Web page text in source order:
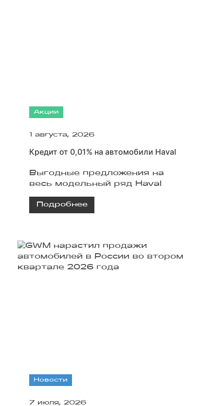
Акции
1 августа, 2026
Кредит от 0,01% на автомобили Haval
Выгодные предложения на
весь модельный ряд Haval
Подробнее
Новости
7 июля, 2026